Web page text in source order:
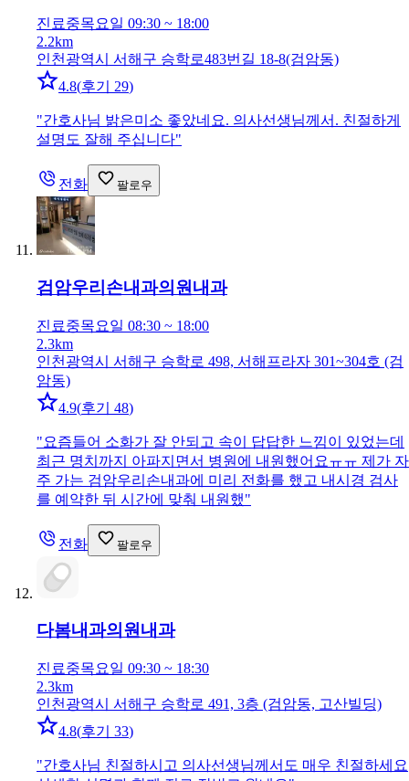
진료중목요일 09:30 ~ 18:00
2.2km
인천광역시 서해구 승학로483번길 18-8(검암동)
4.8(후기 29)
"간호사님 밝은미소 좋았네요. 의사선생님께서. 친절하게
설명도 잘해 주십니다"
전화 팔로우
검암우리손내과의원 내과
진료중목요일 08:30 ~ 18:00
2.3km
인천광역시 서해구 승학로 498, 서해프라자 301~304호 (검
암동)
4.9(후기 48)
"요즘들어 소화가 잘 안되고 속이 답답한 느낌이 있었는데
최근 명치까지 아파지면서 병원에 내원했어요ㅠㅠ 제가 자
주 가는 검암우리손내과에 미리 전화를 했고 내시경 검사
를 예약한 뒤 시간에 맞춰 내원했"
전화 팔로우
다봄내과의원내과
진료중목요일 09:30 ~ 18:30
2.3km
인천광역시 서해구 승학로 491, 3층 (검암동, 고산빌딩)
4.8(후기 33)
"간호사님 친절하시고 의사선생님께서도 매우 친절하세요